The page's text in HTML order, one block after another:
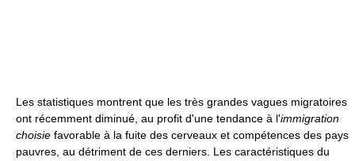
Les statistiques montrent que les très grandes vagues migratoires
ont récemment diminué, au profit d'une tendance à l'immigration
choisie favorable à la fuite des cerveaux et compétences des pays
pauvres, au détriment de ces derniers. Les caractéristiques du